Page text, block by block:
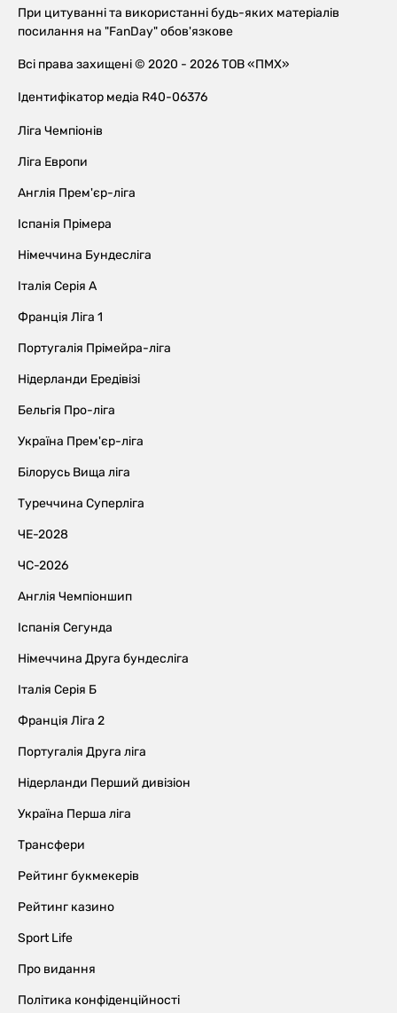
При цитуванні та використанні будь-яких матеріалів
посилання на "FanDay" обов'язкове
Всі права захищені © 2020 - 2026 ТОВ «ПМХ»
Ідентифікатор медіа R40-06376
Ліга Чемпіонів
Ліга Европи
Англія Прем'єр-ліга
Іспанія Прімера
Німеччина Бундесліга
Італія Серія А
Франція Ліга 1
Португалія Прімейра-ліга
Нідерланди Ередівізі
Бельгія Про-ліга
Україна Прем'єр-ліга
Білорусь Вища ліга
Туреччина Суперліга
ЧЕ-2028
ЧС-2026
Англія Чемпіоншип
Іспанія Сегунда
Німеччина Друга бундесліга
Італія Серія Б
Франція Ліга 2
Португалія Друга ліга
Нідерланди Перший дивізіон
Україна Перша ліга
Трансфери
Рейтинг букмекерів
Рейтинг казино
Sport Life
Про видання
Політика конфіденційності